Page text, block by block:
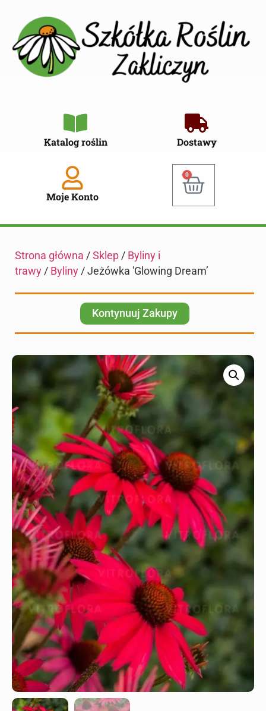
Katalog roślin Dostawy
Moje Konto
0
Strona główna / Sklep / Byliny i
trawy / Byliny / Jeżówka 'Glowing Dream’
Kontynuuj Zakupy